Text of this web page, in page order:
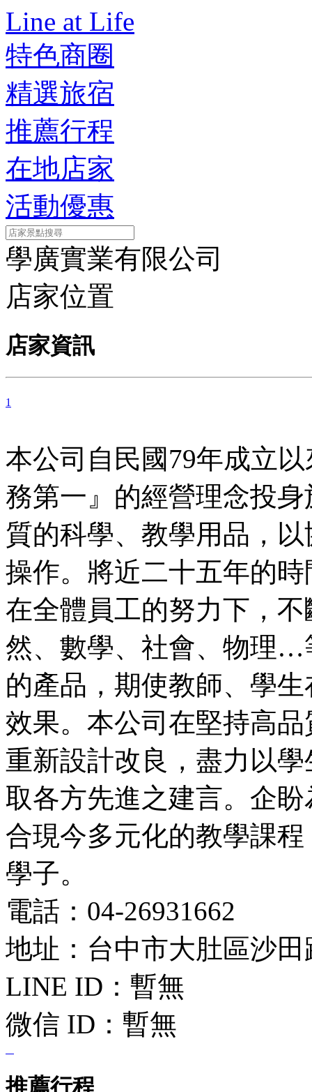
Line at Life
特色商圈
精選旅宿
推薦行程
在地店家
活動優惠
學廣實業有限公司
店家位置
店家資訊
1
本公司自民國79年成立
務第一』的經營理念投
質的科學、教學用品，
操作。將近二十五年的
在全體員工的努力下，
然、數學、社會、物理…
的產品，期使教師、學
效果。本公司在堅持高
重新設計改良，盡力以
取各方先進之建言。企
合現今多元化的教學課
學子。
電話：04-26931662
地址：台中市大肚區沙
LINE ID： 暫無
微信 ID： 暫無
推薦行程